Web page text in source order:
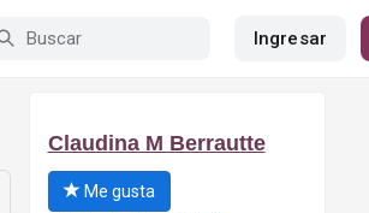
Ingresar
Claudina M Berrautte
Me gusta